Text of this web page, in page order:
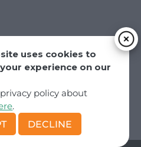
uses cookies to
experience on our
policy about
.
DECLINE
the latest news